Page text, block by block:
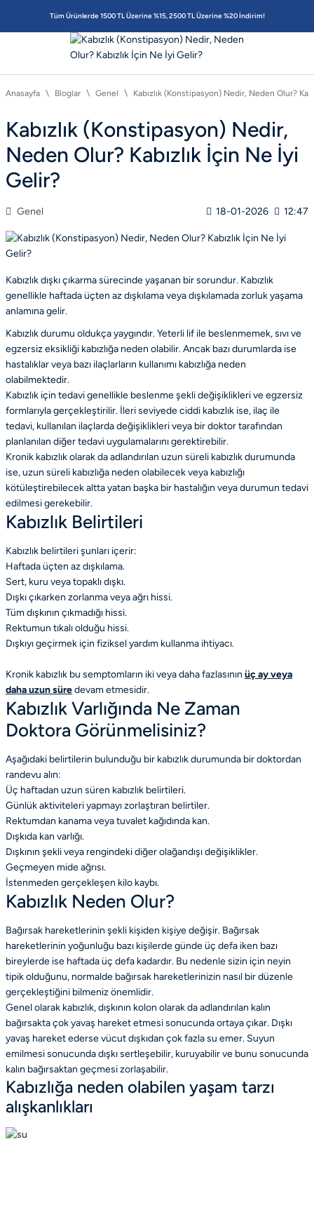
Tüm Ürünlerde 1500 TL Üzerine %15, 2500 TL Üzerine %20 İndirim!
Anasayfa Bloglar Genel Kabızlık (Konstipasyon) Nedir, Neden Olur?
Kabızlık (Konstipasyon) Nedir,
Neden Olur? Kabızlık İçin Ne İyi
Gelir?
Genel 18-01-2026 12:47
Kabızlık dışkı çıkarma sürecinde yaşanan bir sorundur. Kabızlık
genellikle haftada üçten az dışkılama veya dışkılamada zorluk yaşama
anlamına gelir.
Kabızlık durumu oldukça yaygındır. Yeterli lif ile beslenmemek, sıvı ve
egzersiz eksikliği kabızlığa neden olabilir. Ancak bazı durumlarda ise
hastalıklar veya bazı ilaçlarların kullanımı kabızlığa neden
olabilmektedir.
Kabızlık için tedavi genellikle beslenme şekli değişiklikleri ve egzersiz
formlarıyla gerçekleştirilir. İleri seviyede ciddi kabızlık ise, ilaç ile
tedavi, kullanılan ilaçlarda değişiklikleri veya bir doktor tarafından
planlanılan diğer tedavi uygulamalarını gerektirebilir.
Kronik kabızlık olarak da adlandırılan uzun süreli kabızlık durumunda
ise, uzun süreli kabızlığa neden olabilecek veya kabızlığı
kötüleştirebilecek altta yatan başka bir hastalığın veya durumun tedavi
edilmesi gerekebilir.
Kabızlık Belirtileri
Kabızlık belirtileri şunları içerir:
Haftada üçten az dışkılama.
Sert, kuru veya topaklı dışkı.
Dışkı çıkarken zorlanma veya ağrı hissi.
Tüm dışkının çıkmadığı hissi.
Rektumun tıkalı olduğu hissi.
Dışkıyı geçirmek için fiziksel yardım kullanma ihtiyacı.
Kronik kabızlık bu semptomların iki veya daha fazlasının üç ay veya
daha uzun süredevam etmesidir.
Kabızlık Varlığında Ne Zaman
Doktora Görünmelisiniz?
Aşağıdaki belirtilerin bulunduğu bir kabızlık durumunda bir doktordan
randevu alın:
Üç haftadan uzun süren kabızlık belirtileri.
Günlük aktiviteleri yapmayı zorlaştıran belirtiler.
Rektumdan kanama veya tuvalet kağıdında kan.
Dışkıda kan varlığı.
Dışkının şekli veya rengindeki diğer olağandışı değişiklikler.
Geçmeyen mide ağrısı.
İstenmeden gerçekleşen kilo kaybı.
Kabızlık Neden Olur?
Bağırsak hareketlerinin şekli kişiden kişiye değişir. Bağırsak
hareketlerinin yoğunluğu bazı kişilerde günde üç defa iken bazı
bireylerde ise haftada üç defa kadardır. Bu nedenle sizin için neyin
tipik olduğunu, normalde bağırsak hareketlerinizin nasıl bir düzenle
gerçekleştiğini bilmeniz önemlidir.
Genel olarak kabızlık, dışkının kolon olarak da adlandırılan kalın
bağırsakta çok yavaş hareket etmesi sonucunda ortaya çıkar. Dışkı
yavaş hareket ederse vücut dışkıdan çok fazla su emer. Suyun
emilmesi sonucunda dışkı sertleşebilir, kuruyabilir ve bunu sonucunda
kalın bağırsaktan geçmesi zorlaşabilir.
Kabızlığa neden olabilen yaşam tarzı
alışkanlıkları